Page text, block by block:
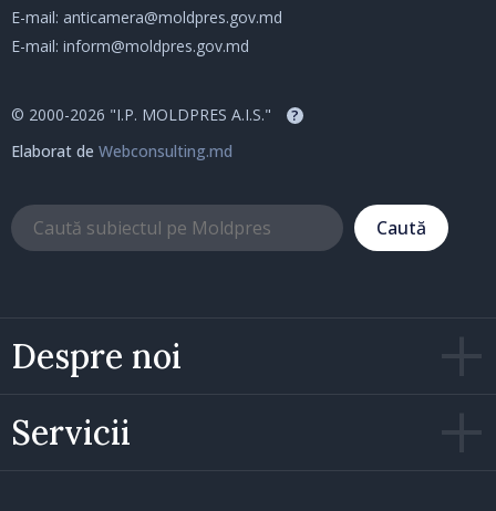
Despre noi
Servicii
E-mail: anticamera@moldpres.gov.md
E-mail: inform@moldpres.gov.md
© 2000-2026 "I.P. MOLDPRES A.I.S." ?
Elaborat de Webconsulting.md
Caută